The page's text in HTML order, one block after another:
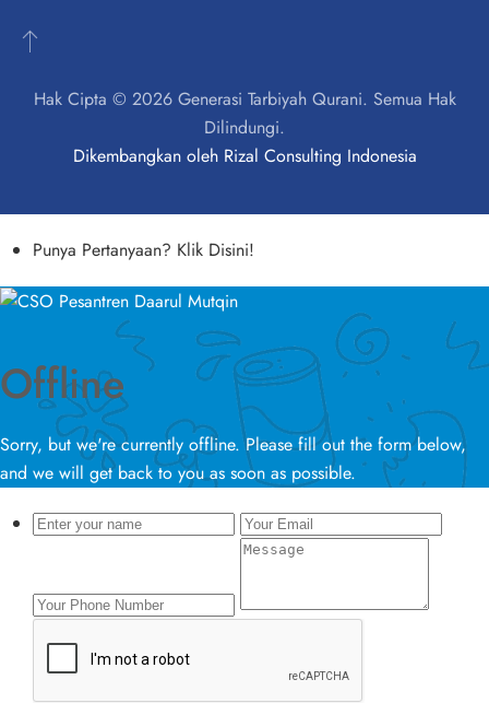
Hak Cipta © 2026 Generasi Tarbiyah Qurani. Semua Hak
Dilindungi.
Dikembangkan oleh Rizal Consulting Indonesia
Punya Pertanyaan? Klik Disini!
Offline
Sorry, but we're currently offline. Please fill out the form below,
and we will get back to you as soon as possible.